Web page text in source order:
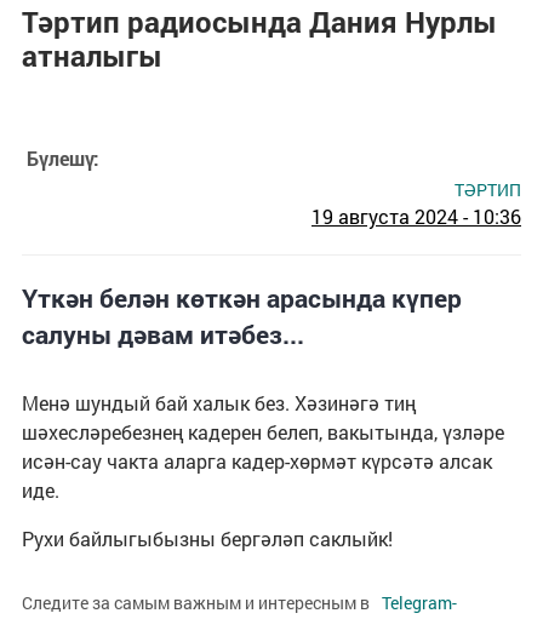
Тәртип радиосында Дания Нурлы
атналыгы
Бүлешү:
ТӘРТИП
19 августа 2024 - 10:36
Үткән белән көткән арасында күпер
салуны дәвам итәбез...
Менә шундый бай халык без. Хәзинәгә тиң
шәхесләребезнең кадерен белеп, вакытында, үзләре
исән-сау чакта аларга кадер-хөрмәт күрсәтә алсак
иде.
Рухи байлыгыбызны бергәләп саклыйк!
Следите за самым важным и интересным в Telegram-